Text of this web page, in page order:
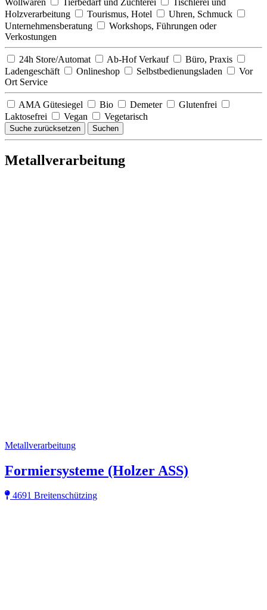
Holzverarbeitung
Tourismus, Hotel
Uhren, Schmuck
Unternehmensberatung
Workshops, Führungen oder
Verkostungen
24h Store/Automat Ab-Hof Verkauf
Büro, Praxis
Ladengeschäft
Onlineshop Selbstbedienungsladen
Vor
Ort Service
AMA Gütesiegel Bio Demeter
Glutenfrei
Laktosefrei
Vegan Vegetarisch
Suche zurücksetzen Suchen
Metallverarbeitung
Metallverarbeitung
Formiersysteme (Holzer ASS)
4691 Breitenschützing